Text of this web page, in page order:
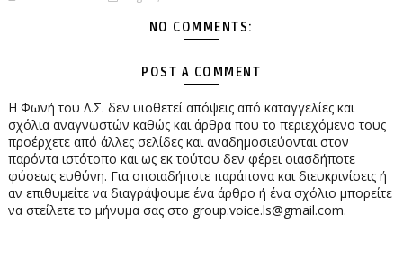
NO COMMENTS:
POST A COMMENT
Η Φωνή του Λ.Σ. δεν υιοθετεί απόψεις από καταγγελίες και
σχόλια αναγνωστών καθώς και άρθρα που το περιεχόμενο τους
προέρχετε από άλλες σελίδες και αναδημοσιεύονται στον
παρόντα ιστότοπο και ως εκ τούτου δεν φέρει οιασδήποτε
φύσεως ευθύνη. Για οποιαδήποτε παράπονα και διευκρινίσεις ή
αν επιθυμείτε να διαγράψουμε ένα άρθρο ή ένα σχόλιο μπορείτε
να στείλετε το μήνυμα σας στο group.voice.ls@gmail.com.